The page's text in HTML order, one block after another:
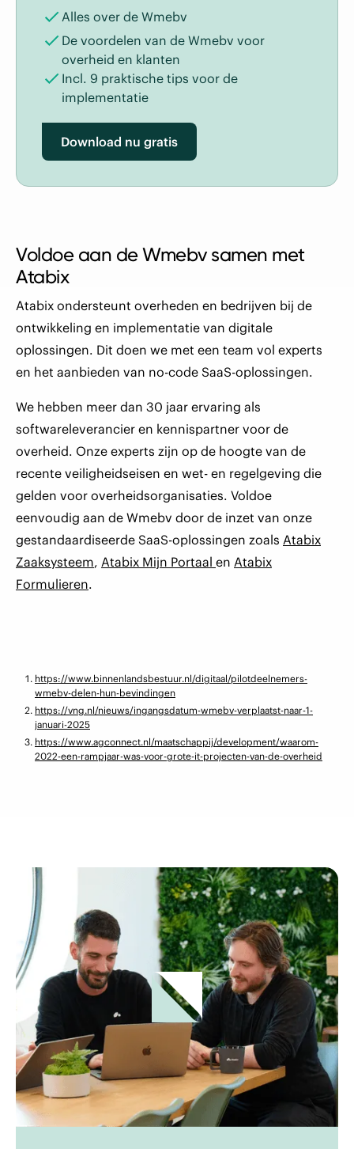
Alles over de Wmebv
De voordelen van de Wmebv voor
overheid en klanten
Incl. 9 praktische tips voor de
implementatie
Download nu gratis
Voldoe aan de Wmebv samen met
Atabix
Atabix ondersteunt overheden en bedrijven bij de
ontwikkeling en implementatie van digitale
oplossingen. Dit doen we met een team vol experts
en het aanbieden van no-code SaaS-oplossingen.
We hebben meer dan 30 jaar ervaring als
softwareleverancier en kennispartner voor de
overheid. Onze experts zijn op de hoogte van de
recente veiligheidseisen en wet- en regelgeving die
gelden voor overheidsorganisaties. Voldoe
eenvoudig aan de Wmebv door de inzet van onze
gestandaardiseerde SaaS-oplossingen zoals Atabix
Zaaksysteem Atabix Mijn Portaal en Atabix
Formulieren
https://www.binnenlandsbestuur.nl/digitaal/pilotdeelnemers-
wmebv-delen-hun-bevindingen
https://vng.nl/nieuws/ingangsdatum-wmebv-verplaatst-naar-1-
januari-2025
https://www.agconnect.nl/maatschappij/development/waarom-
2022-een-rampjaar-was-voor-grote-it-projecten-van-de-overheid